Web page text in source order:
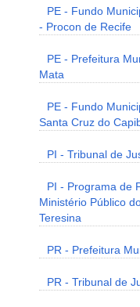
PE - Fundo
- Procon de Recife
PE - Prefeitura
Mata
PE - Fundo
Santa Cruz do
PI - Tribunal de
PI - Programa de
Ministério Público
Teresina
PR - Prefeitura
PR - Tribunal de